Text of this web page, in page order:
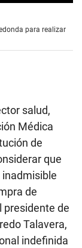
para realizar
salud,
Médica
de
que
de
presidente de
Talavera,
indefinida